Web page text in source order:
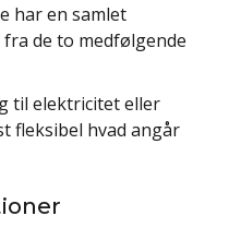
har en samlet
de to medfølgende
til elektricitet eller
fleksibel hvad angår